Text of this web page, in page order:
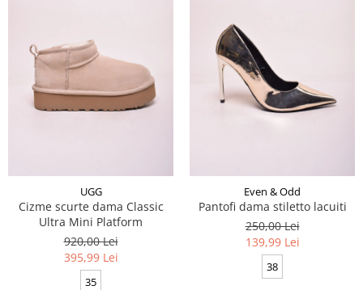
UGG
Cizme scurte dama Classic
Ultra Mini Platform
920,00 Lei
395,99 Lei
35
Even & Odd
Pantofi dama stiletto lacuiti
250,00 Lei
139,99 Lei
38